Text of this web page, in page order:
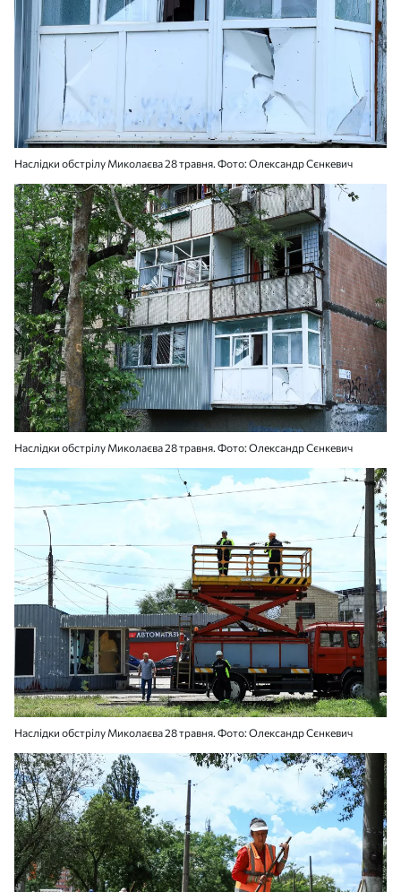
Наслідки обстрілу Миколаєва 28 травня. Фото: Олександр Сєнкевич
Наслідки обстрілу Миколаєва 28 травня. Фото: Олександр Сєнкевич
Наслідки обстрілу Миколаєва 28 травня. Фото: Олександр Сєнкевич